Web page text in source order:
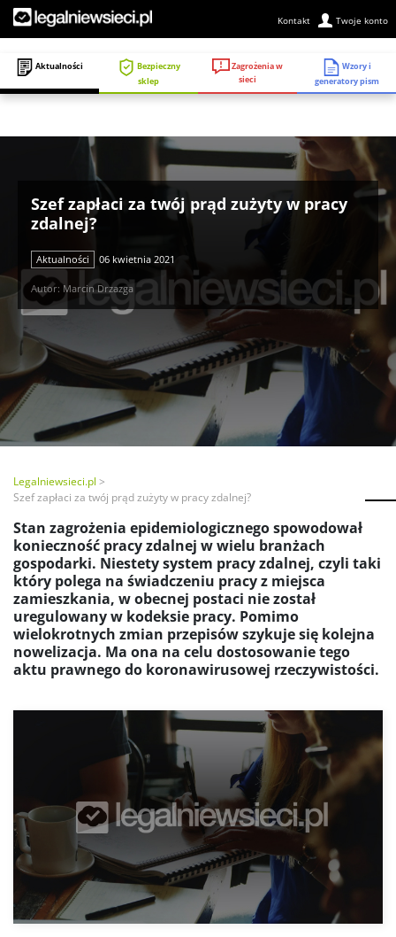
Kontakt Twoje konto
Aktualności
Bezpieczny
sklep
Zagrożenia w
sieci
Wzory i
generatory pism
Szef zapłaci za twój prąd zużyty w pracy
zdalnej?
Aktualności 06 kwietnia 2021
Autor: Marcin Drzazga
Legalniewsieci.pl
Szef zapłaci za twój prąd zużyty w pracy zdalnej?
Stan zagrożenia epidemiologicznego spowodował
konieczność pracy zdalnej w wielu branżach
gospodarki. Niestety system pracy zdalnej, czyli taki
który polega na świadczeniu pracy z miejsca
zamieszkania, w obecnej postaci nie został
uregulowany w kodeksie pracy. Pomimo
wielokrotnych zmian przepisów szykuje się kolejna
nowelizacja. Ma ona na celu dostosowanie tego
aktu prawnego do koronawirusowej rzeczywistości.